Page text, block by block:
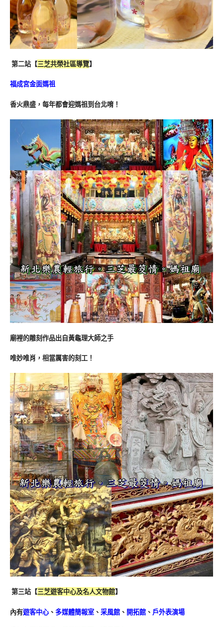
第二站【三芝共榮社區導覽】
福成宮金面媽祖
香火鼎盛，每年都會迎媽祖到台北唷！
廟裡的雕刻作品出自黃龜理大師之手
唯妙唯肖，相當厲害的刻工！
第三站【三芝遊客中心及名人文物館】
內有遊客中心、 多媒體簡報室 、 采風館 、 開拓館 、 戶外表演場